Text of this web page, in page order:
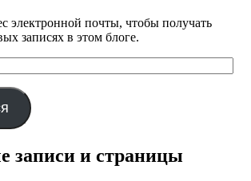
электронной почты, чтобы получать
записях в этом блоге.
записи и страницы